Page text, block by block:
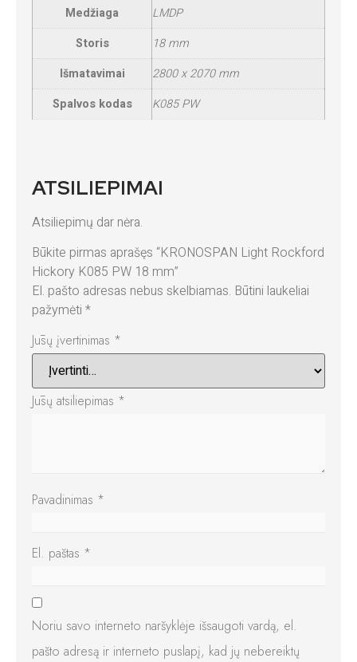
Medžiaga
LMDP
Storis
18 mm
Išmatavimai
2800 x 2070 mm
Spalvos kodas
K085 PW
ATSILIEPIMAI
Atsiliepimų dar nėra.
Būkite pirmas aprašęs “KRONOSPAN Light Rockford
Hickory K085 PW 18 mm”
El. pašto adresas nebus skelbiamas. Būtini laukeliai
pažymėti *
Jūsų įvertinimas *
Jūsų atsiliepimas *
Pavadinimas *
El. paštas *
Noriu savo interneto naršyklėje išsaugoti vardą, el.
pašto adresą ir interneto puslapį, kad jų nebereiktų